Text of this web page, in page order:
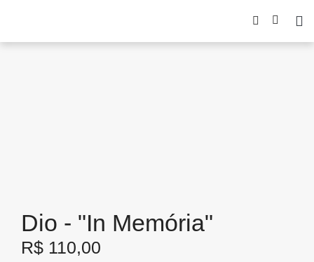
Dio - "In Memória"
R$ 110,00